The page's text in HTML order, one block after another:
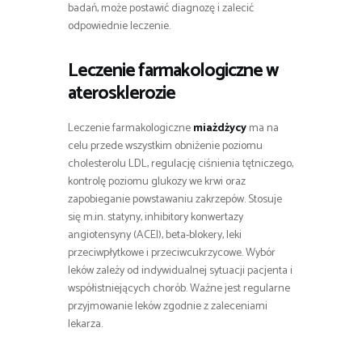
badań, może postawić diagnozę i zalecić
odpowiednie leczenie.
Leczenie farmakologiczne w
aterosklerozie
Leczenie farmakologicznemiażdżycyma na
celu przede wszystkim obniżenie poziomu
cholesterolu LDL, regulację ciśnienia tętniczego,
kontrolę poziomu glukozy we krwi oraz
zapobieganie powstawaniu zakrzepów. Stosuje
się m.in. statyny, inhibitory konwertazy
angiotensyny (ACEI), beta-blokery, leki
przeciwpłytkowe i przeciwcukrzycowe. Wybór
leków zależy od indywidualnej sytuacji pacjenta i
współistniejących chorób. Ważne jest regularne
przyjmowanie leków zgodnie z zaleceniami
lekarza.